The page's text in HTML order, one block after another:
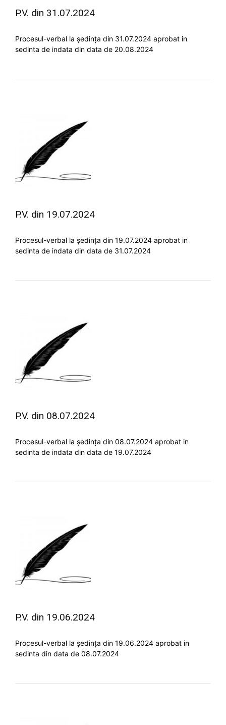
P.V. din 31.07.2024
Procesul-verbal la ședința din 31.07.2024 aprobat in
sedinta de indata din data de 20.08.2024
P.V. din 19.07.2024
Procesul-verbal la ședința din 19.07.2024 aprobat in
sedinta de indata din data de 31.07.2024
P.V. din 08.07.2024
Procesul-verbal la ședința din 08.07.2024 aprobat in
sedinta de indata din data de 19.07.2024
P.V. din 19.06.2024
Procesul-verbal la ședința din 19.06.2024 aprobat in
sedinta din data de 08.07.2024